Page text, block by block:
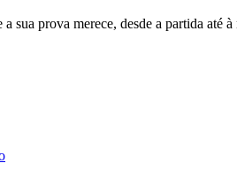
sua prova merece, desde a partida até à